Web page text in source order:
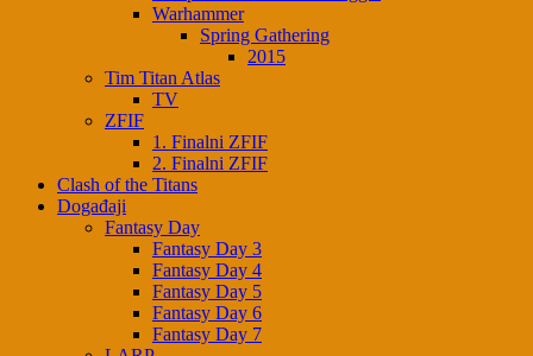
Warhammer
Spring Gathering
2015
Tim Titan Atlas
TV
ZFIF
1. Finalni ZFIF
2. Finalni ZFIF
Clash of the Titans
Događaji
Fantasy Day
Fantasy Day 3
Fantasy Day 4
Fantasy Day 5
Fantasy Day 6
Fantasy Day 7